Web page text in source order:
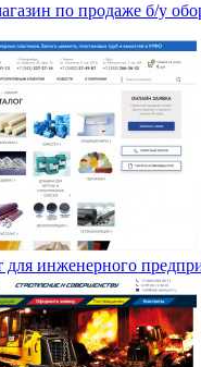
по продаже б/у
для инженерного